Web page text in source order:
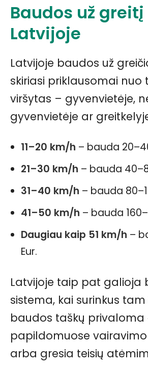
Baudos už greitį
Latvijoje
Latvijoje baudos už
skiriasi priklausomai nuo
viršytas – gyvenvietėje,
gyvenvietėje ar
11–20 km/h – bauda
21–30 km/h – bauda
31–40 km/h – bauda
41–50 km/h – bauda
Daugiau kaip 51 km/h –
Eur.
Latvijoje taip pat galioja
sistema, kai surinkus
baudos taškų
papildomuose vairavimo
arba gresia teisių